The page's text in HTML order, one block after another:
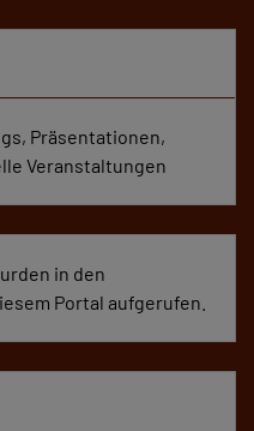
Präsentationen,
Veranstaltungen
in den
Portal aufgerufen.